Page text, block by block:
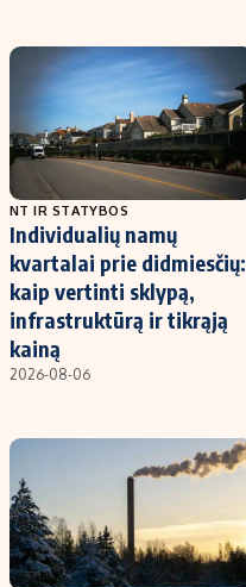
NT IR STATYBOS
Individualių namų
kvartalai prie didmiesčių:
kaip vertinti sklypą,
infrastruktūrą ir tikrąją
kainą
2026-08-06